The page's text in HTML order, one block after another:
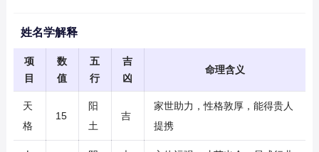
姓名学解释
项
目
数
值
五
行
吉
凶
命理含义
天
格
15
阳
土
吉
家世助力，性格敦厚，能得贵人
提携